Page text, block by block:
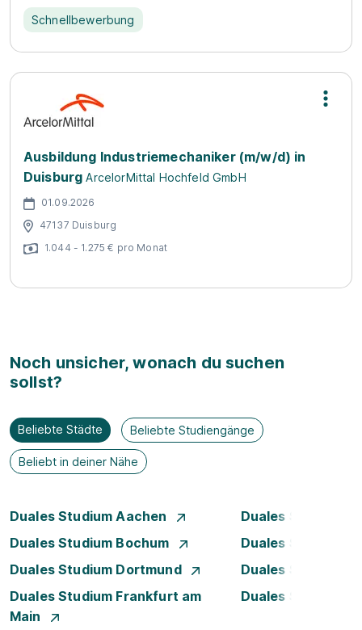
Schnellbewerbung
Ausbildung Industriemechaniker (m/w/d) in
Duisburg ArcelorMittal Hochfeld GmbH
01.09.2026
47137 Duisburg
1.044 - 1.275 € pro Monat
Noch unsicher, wonach du suchen
sollst?
Beliebte Städte Beliebte Studiengänge
Beliebt in deiner Nähe
Duales Studium Aachen
Duales Studium
Duales Studium Bochum
Duales Studium
Duales Studium Dortmund
Duales Studium
Duales Studium Frankfurt am
Main
Duales Studium